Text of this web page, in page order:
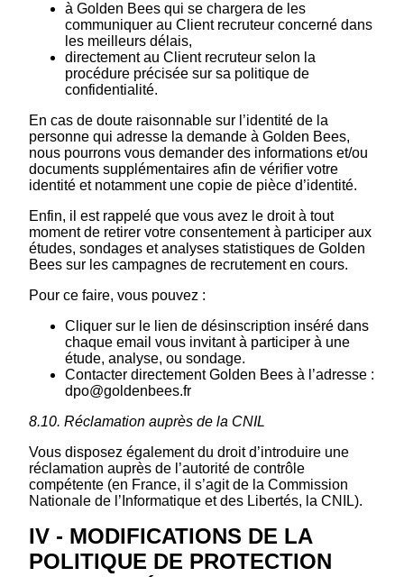
à Golden Bees qui se chargera de les
communiquer au Client recruteur concerné dans
les meilleurs délais,
directement au Client recruteur selon la
procédure précisée sur sa politique de
confidentialité.
En cas de doute raisonnable sur l’identité de la
personne qui adresse la demande à Golden Bees,
nous pourrons vous demander des informations et/ou
documents supplémentaires afin de vérifier votre
identité et notamment une copie de pièce d’identité.
Enfin, il est rappelé que vous avez le droit à tout
moment de retirer votre consentement à participer aux
études, sondages et analyses statistiques de Golden
Bees sur les campagnes de recrutement en cours.
Pour ce faire, vous pouvez :
Cliquer sur le lien de désinscription inséré dans
chaque email vous invitant à participer à une
étude, analyse, ou sondage.
Contacter directement Golden Bees à l’adresse :
dpo@goldenbees.fr
8.10. Réclamation auprès de la CNIL
Vous disposez également du droit d’introduire une
réclamation auprès de l’autorité de contrôle
compétente (en France, il s’agit de la Commission
Nationale de l’Informatique et des Libertés, la CNIL).
IV - MODIFICATIONS DE LA
POLITIQUE DE PROTECTION